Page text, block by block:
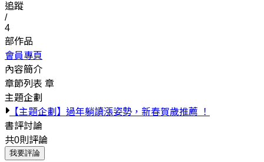
追蹤
/
4
部作品
會員專頁
內容簡介
章節列表 章
主題企劃
【主題企劃】過年躺讀漲姿勢，新春賀歲推薦 ！
書評討論
共0則評論
我要評論